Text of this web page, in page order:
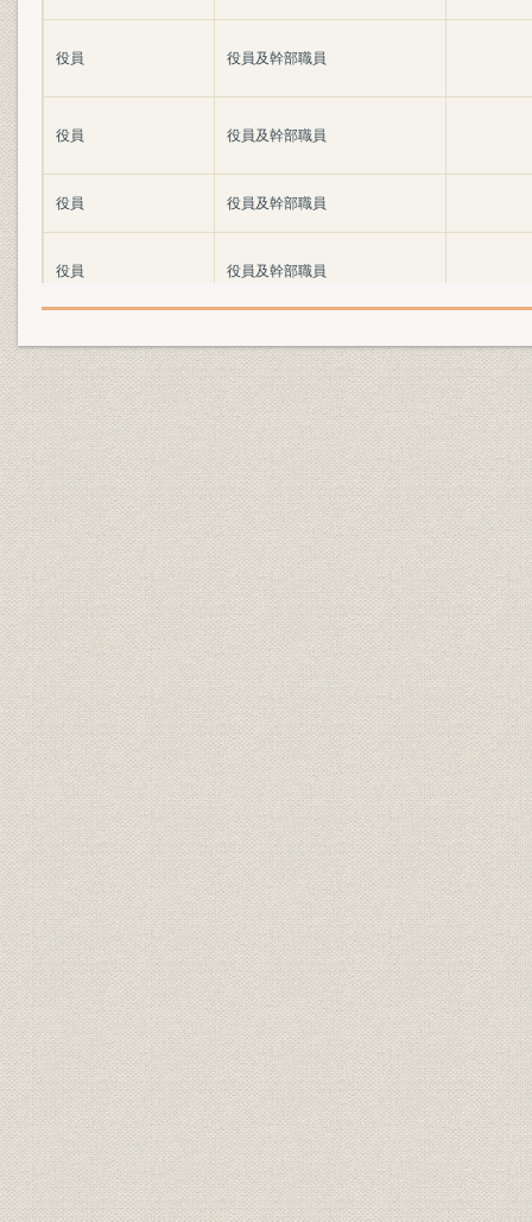
役員 役員及幹部職員
役員 役員及幹部職員
役員 役員及幹部職員
役員 役員及幹部職員
役員 役員及幹部職員
役員 役員及幹部職員
役員 役員及幹部職員
従業員 予定社員一覧表
従業員 社員総代現員表
従業員 退任社員総代一覧表
従業員 第三十五期末現在本社現員表
従業員 主管者異動表
事業所 地方部新設廃合年月一覧表 大正元年~
従業員 地方部主管者異動表
事業所
第三十五期末現在事務所及支所
数
従業員 支部主管者異動表
従業員 第三十五期末支部現員表
福利厚生
第三十五期末現在地方別嘱託医
一覧表
経営 契約高一億円達成年表